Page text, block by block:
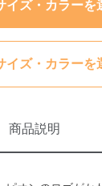
イズ・カラーを
イズ・カラーを
商品説明